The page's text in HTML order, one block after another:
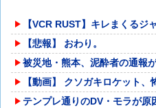
【VCR RUST】キレまくるジ
【悲報】 おわり。
被災地・熊本、泥酔者の通報
【動画】 クソガキロケット
テンプレ通りのDV・モラが原